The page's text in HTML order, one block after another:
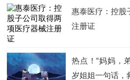
惠泰医疗：控股
注册证
热点！“妈妈，
岁姐姐一句话，